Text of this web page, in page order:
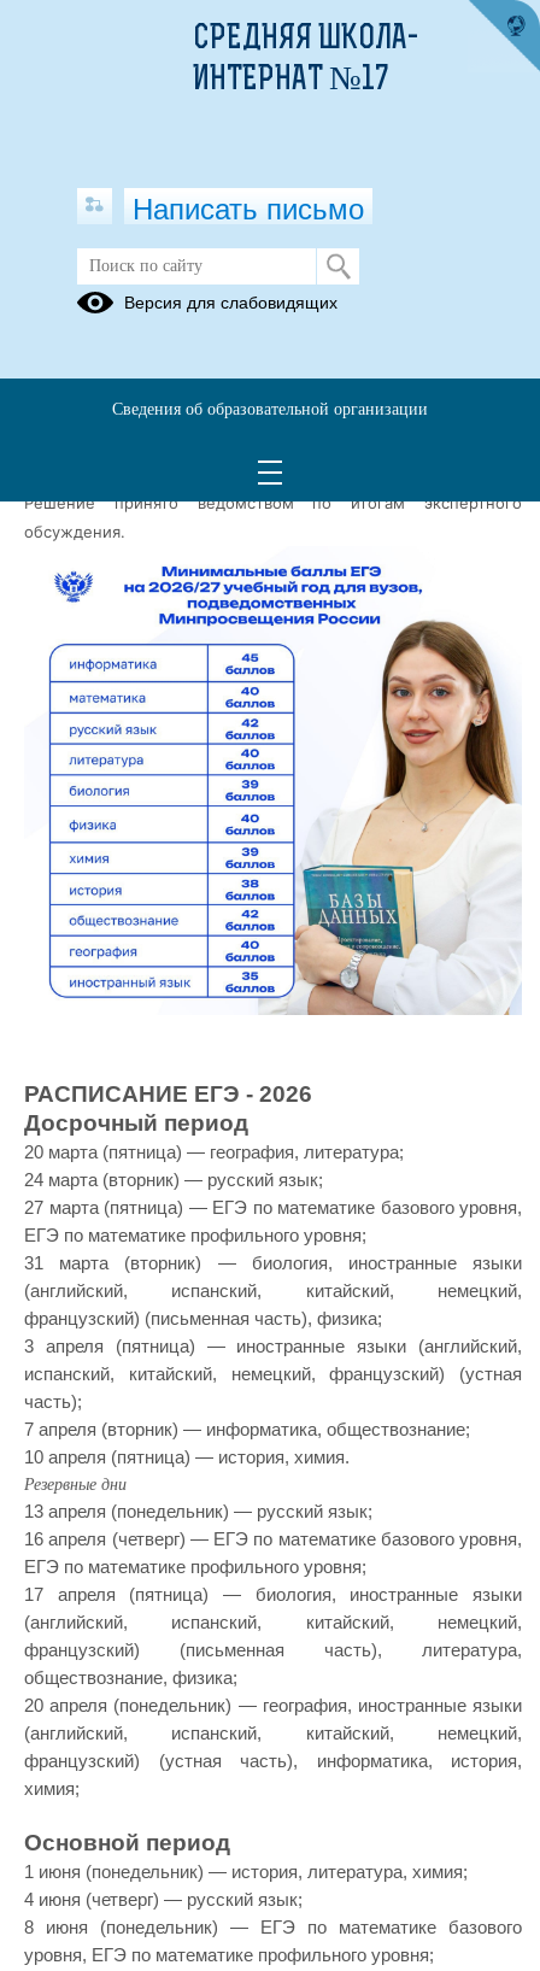
ЕГЭ 2026
для подведомственных вузов на 2026/27 учебный год.
Решение принято ведомством по итогам экспертного
обсуждения.
РАСПИСАНИЕ ЕГЭ - 2026
Досрочный период
20 марта (пятница) — география, литература;
24 марта (вторник) — русский язык;
27 марта (пятница) — ЕГЭ по математике базового уровня,
ЕГЭ по математике профильного уровня;
31 марта (вторник) — биология, иностранные языки
(английский, испанский, китайский, немецкий,
французский) (письменная часть), физика;
3 апреля (пятница) — иностранные языки (английский,
испанский, китайский, немецкий, французский) (устная
часть);
7 апреля (вторник) — информатика, обществознание;
10 апреля (пятница) — история, химия.
Резервные дни
13 апреля (понедельник) — русский язык;
16 апреля (четверг) — ЕГЭ по математике базового уровня,
ЕГЭ по математике профильного уровня;
17 апреля (пятница) — биология, иностранные языки
(английский, испанский, китайский, немецкий,
французский) (письменная часть), литература,
обществознание, физика;
20 апреля (понедельник) — география, иностранные языки
(английский, испанский, китайский, немецкий,
французский) (устная часть), информатика, история,
химия;
Основной период
1 июня (понедельник) — история, литература, химия;
4 июня (четверг) — русский язык;
8 июня (понедельник) — ЕГЭ по математике базового
уровня, ЕГЭ по математике профильного уровня;
СРЕДНЯЯ ШКОЛА-
ИНТЕРНАТ №17
Написать письмо
Версия для слабовидящих
Сведения об образовательной организации